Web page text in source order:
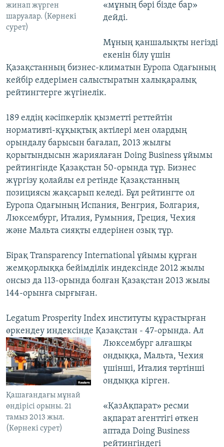
жинап жүрген
шаруалар. (Көрнекі
сурет)
«мұның бәрі бізде бар»
дейді.
Мұның қаншалықты негізді
екенін білу үшін
Қазақстанның бизнес-климатын Еуропа Одағының
кейбір елдерімен салыстыратын халықаралық
рейтингтерге жүгінелік.
189 елдің кәсіпкерлік қызметті реттейтін
нормативті-құқықтық актілері мен олардың
орындалу барысын бағалап, 2013 жылғы
қорытындысын жариялаған Doing Business ұйымы
рейтингінде Қазақстан 50-орында тұр. Бизнес
жүргізу қолайлы ел ретінде Қазақстанның
позициясы жақсарып келеді. Бұл рейтингте ол
Еуропа Одағының Испания, Венгрия, Болгария,
Люксембург, Италия, Румыния, Греция, Чехия
және Мальта сияқты елдерінен озық тұр.
Бірақ Transparency International ұйымы құрған
жемқорлыққа бейімділік индексінде 2012 жылы
онсыз да 113-орында болған Қазақстан 2013 жылы
144-орынға сырғыған.
Legatum Prosperity Index институты құрастырған
өркендеу индексінде Қазақстан -
Қашағандағы мұнай
өндірісі орыны. 21
тамыз 2013 жыл.
(Көрнекі сурет)
47-орында. Ал
Люксембург алғашқы
ондыққа, Мальта, Чехия
үшінші, Италия төртінші
ондыққа кірген.
«ҚазАқпарат» ресми
ақпарат агенттігі өткен
аптада Doing Business
рейтингіндегі